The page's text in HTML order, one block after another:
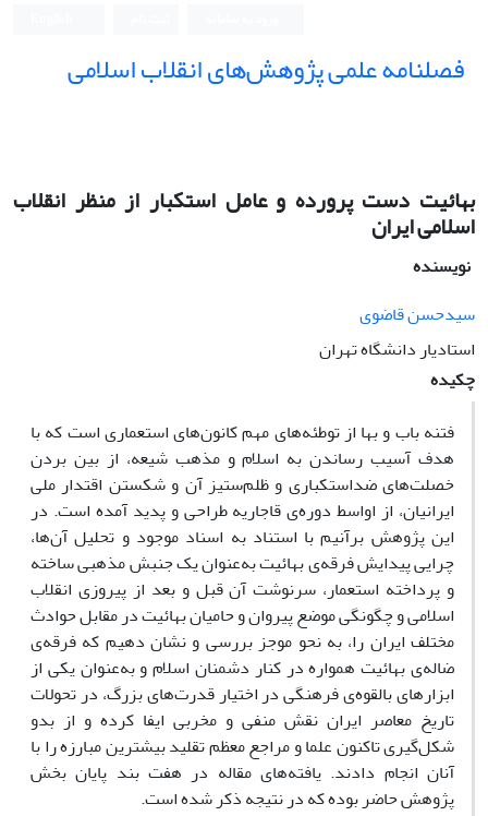
فصلنامه علمی پژوهش‌های انقلاب اسلامی
بهائیت دست پرورده و عامل استکبار از منظر انقلاب
اسلامی ایران
نویسنده
سیدحسن قاضوی
استادیار دانشگاه تهران
چکیده
فتنه باب و بها از توطئه‌های مهم کانون‌های استعماری است که با
هدف آسیب رساندن به اسلام و مذهب شیعه، از بین بردن
خصلت‌های ضداستکباری و ظلم‌ستیز آن و شکستن اقتدار ملی
ایرانیان، از اواسط دوره‌ی قاجاریه طراحی و پدید آمده است. در
این پژوهش برآنیم با استناد به اسناد موجود و تحلیل آن‌ها،
چرایی پیدایش فرقه‌ی بهائیت به‌عنوان یک جنبش مذهبی ساخته
و پرداخته استعمار، سرنوشت آن قبل و بعد از پیروزی انقلاب
اسلامی و چگونگی موضع پیروان و حامیان بهائیت در مقابل حوادث
مختلف ایران را، به نحو موجز بررسی و نشان دهیم که فرقه‌ی
ضاله‌ی بهائیت همواره در کنار دشمنان اسلام و به‌عنوان یکی از
ابزارهای بالقوه‌ی فرهنگی در اختیار قدرت‌های بزرگ، در تحولات
تاریخ معاصر ایران نقش منفی و مخربی ایفا کرده و از بدو
شکل‌گیری تاکنون علما و مراجع معظم تقلید بیشترین مبارزه‌ را با
آنان انجام دادند. یافته‌های مقاله در هفت بند پایان بخش
پژوهش حاضر بوده که در نتیجه ذکر شده است.